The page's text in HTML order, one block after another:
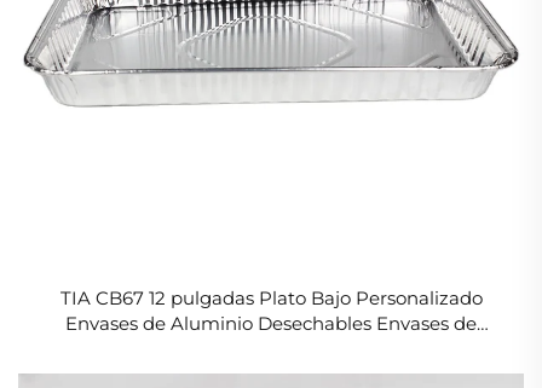
TIA CB67 12 pulgadas Plato Bajo Personalizado
Envases de Aluminio Desechables Envases de